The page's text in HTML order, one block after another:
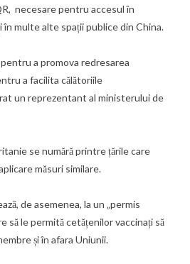
, necesare pentru accesul în
multe alte spații publice din China.
a promova redresarea
a facilita călătoriile
un reprezentant al ministerului de
se numără printre țările care
măsuri similare.
de asemenea, la un „permis
să le permită cetățenilor vaccinați să
și în afara Uniunii.